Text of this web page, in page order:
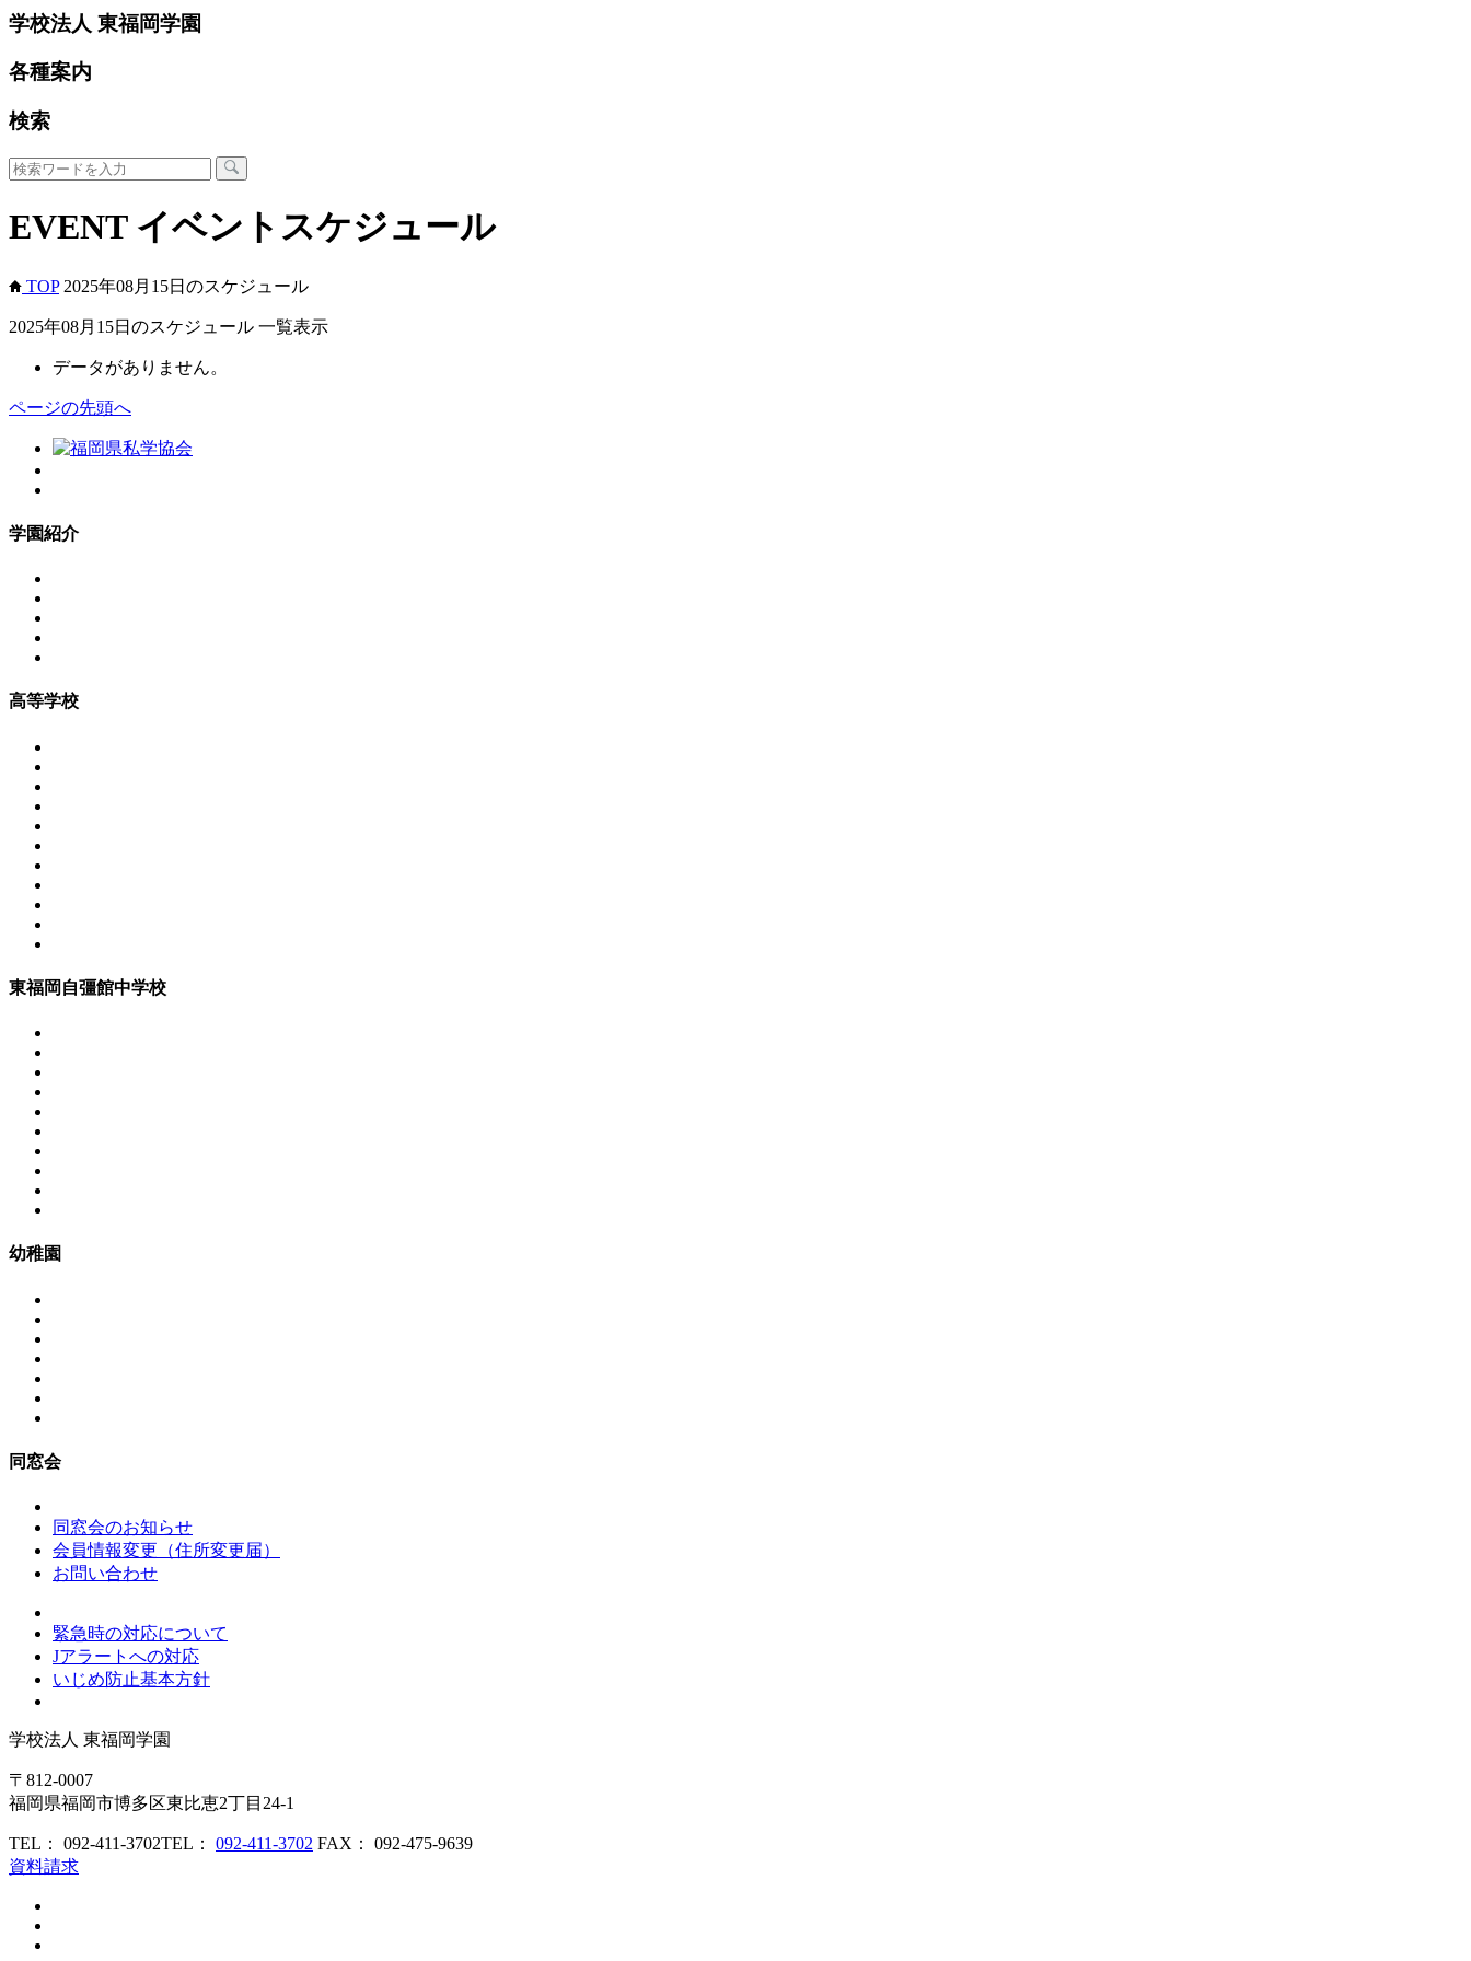
学校法人 東福岡学園
各種案内
検索
EVENT イベントスケジュール
TOP 2025年08月15日のスケジュール
2025年08月15日のスケジュール 一覧表示
データがありません。
ページの先頭へ
学園紹介
高等学校
東福岡自彊館中学校
幼稚園
同窓会
同窓会のお知らせ
会員情報変更（住所変更届）
お問い合わせ
緊急時の対応について
Jアラートへの対応
いじめ防止基本方針
学校法人 東福岡学園
〒812-0007
福岡県福岡市博多区東比恵2丁目24-1
TEL： 092-411-3702TEL： 092-411-3702 FAX： 092-475-9639
資料請求